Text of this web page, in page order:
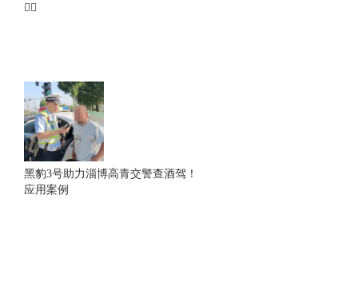
黑豹3号助力淄博高青交警查酒驾！
应用案例